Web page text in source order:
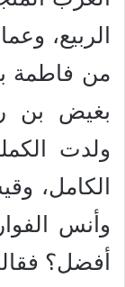
الربيع،
من فاطمة
بغيض بن
ولدت
الكامل،
وأنس
أفضل؟